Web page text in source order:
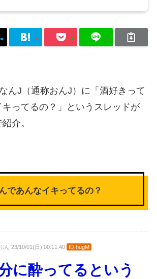
んJ（通称おんJ）に「酒好きって
ってるの？」というスレッドが
介。
であんなイキってるの？
ん 23/10/01(日) 00:11:40 ID:hugM
に酔ってるという